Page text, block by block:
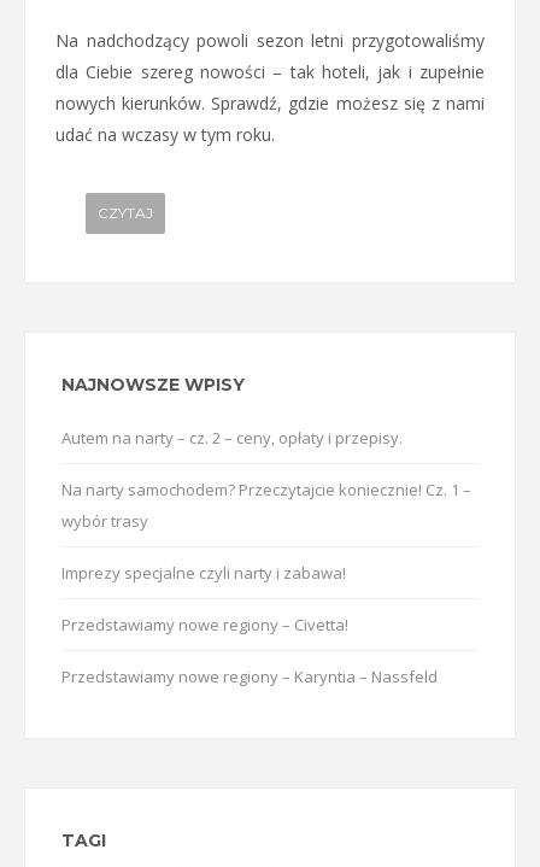
Na nadchodzący powoli sezon letni przygotowaliśmy
dla Ciebie szereg nowości – tak hoteli, jak i zupełnie
nowych kierunków. Sprawdź, gdzie możesz się z nami
udać na wczasy w tym roku.
CZYTAJ
NAJNOWSZE WPISY
Autem na narty – cz. 2 – ceny, opłaty i przepisy.
Na narty samochodem? Przeczytajcie koniecznie! Cz. 1 –
wybór trasy
Imprezy specjalne czyli narty i zabawa!
Przedstawiamy nowe regiony – Civetta!
Przedstawiamy nowe regiony – Karyntia – Nassfeld
TAGI